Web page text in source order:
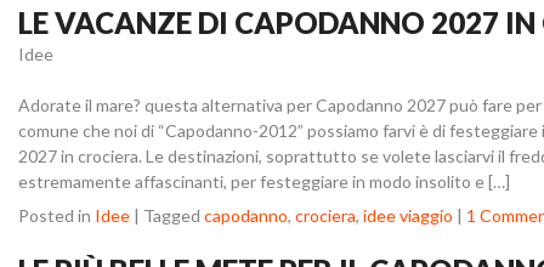
LE VACANZE DI CAPODANNO 2027 IN
Idee
Adorate il mare? questa alternativa per Capodanno 2027 può fare
comune che noi di “Capodanno-2012” possiamo farvi è di
2027 in crociera. Le destinazioni, soprattutto se volete lasciarvi il
estremamente affascinanti, per festeggiare in modo insolito e […]
Posted in Idee | Tagged capodanno, crociera, idee viaggio | 1